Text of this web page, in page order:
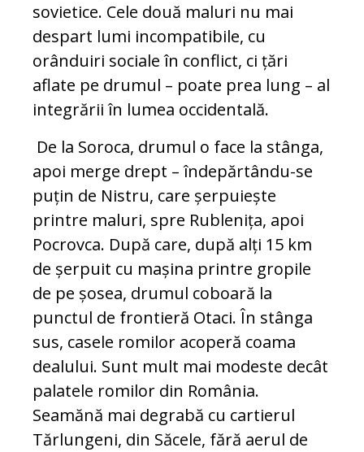
sovietice. Cele două maluri nu mai
despart lumi incompatibile, cu
orânduiri sociale în conflict, ci țări
aflate pe drumul – poate prea lung – al
integrării în lumea occidentală.
De la Soroca, drumul o face la stânga,
apoi merge drept – îndepărtându-se
puțin de Nistru, care șerpuiește
printre maluri, spre Rublenița, apoi
Pocrovca. După care, după alți 15 km
de șerpuit cu mașina printre gropile
de pe șosea, drumul coboară la
punctul de frontieră Otaci. În stânga
sus, casele romilor acoperă coama
dealului. Sunt mult mai modeste decât
palatele romilor din România.
Seamănă mai degrabă cu cartierul
Tărlungeni, din Săcele, fără aerul de